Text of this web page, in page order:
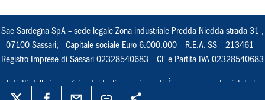
Sae Sardegna SpA – sede legale Zona industriale Predda Niedda strada 31 ,
07100 Sassari, - Capitale sociale Euro 6.000.000 – R.E.A. SS – 213461 –
Registro Imprese di Sassari 02328540683 – CF e Partita IVA 02328540683
I diritti delle immagini e dei testi sono riservati. È espressamente vietata la
loro riproduzione con qualsiasi mezzo e l'adattamento totale o parziale.